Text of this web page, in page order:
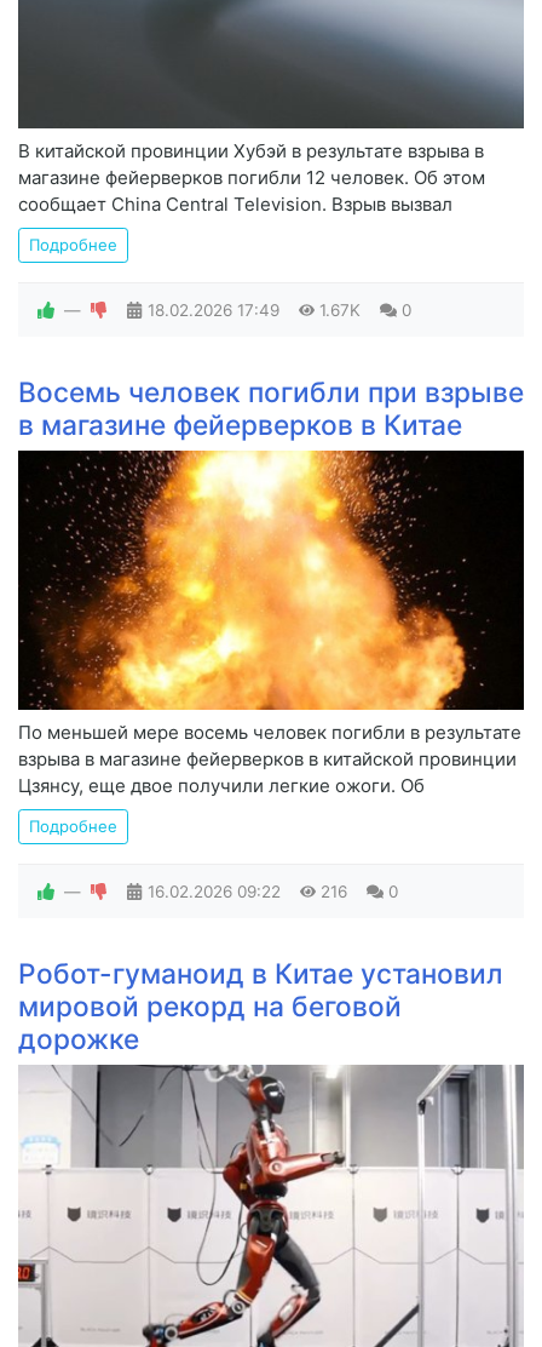
В китайской провинции Хубэй в результате взрыва в
магазине фейерверков погибли 12 человек. Об этом
сообщает China Central Television. Взрыв вызвал
Подробнее
— 18.02.2026 17:49 1.67K 0
Восемь человек погибли при взрыве
в магазине фейерверков в Китае
По меньшей мере восемь человек погибли в результате
взрыва в магазине фейерверков в китайской провинции
Цзянсу, еще двое получили легкие ожоги. Об
Подробнее
— 16.02.2026 09:22 216 0
Робот-гуманоид в Китае установил
мировой рекорд на беговой
дорожке